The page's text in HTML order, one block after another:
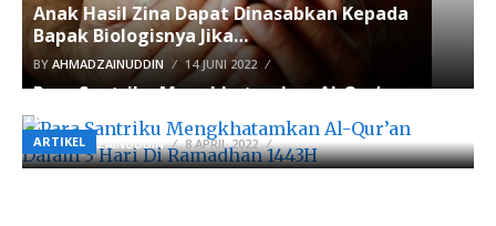
Anak Hasil Zina Dapat Dinasabkan Kepada
Bapak Biologisnya Jika…
BY AHMADZAINUDDIN 14 JUNI 2022
ARTIKEL
Para Santriku Mengkhatamkan Al-Qur’an
Dalam 3 Hari Di Ramadhan 1443H
BYAHMADZAINUDDIN 8 APRIL 2022